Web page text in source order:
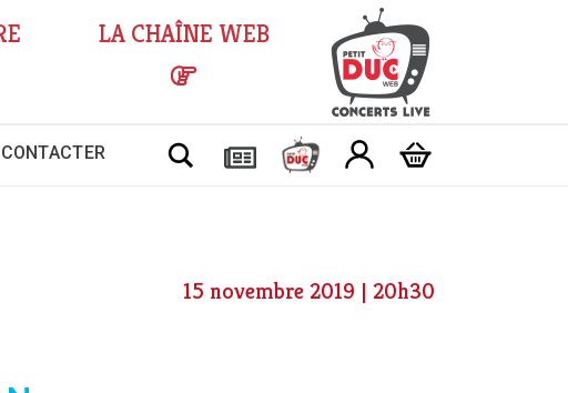
LA CHAÎNE WEB
Chercher
15 novembre 2019 | 20h30